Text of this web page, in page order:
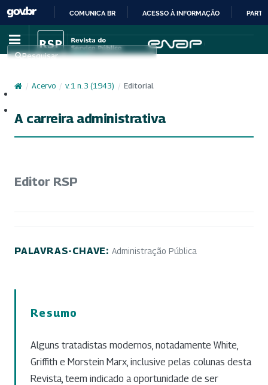
IR
PARA
CONTEÚDO
COMUNICA BR ACESSO À INFORMAÇÃO
Pesquisar
/ Acervo / v. 1 n. 3 (1943) / Editorial
A carreira administrativa
Editor RSP
PALAVRAS-CHAVE: Administração Pública
Resumo
Alguns tratadistas modernos, notadamente White,
Griffith e Morstein Marx, inclusive pelas colunas desta
Revista, teem indicado a oportunidade de ser